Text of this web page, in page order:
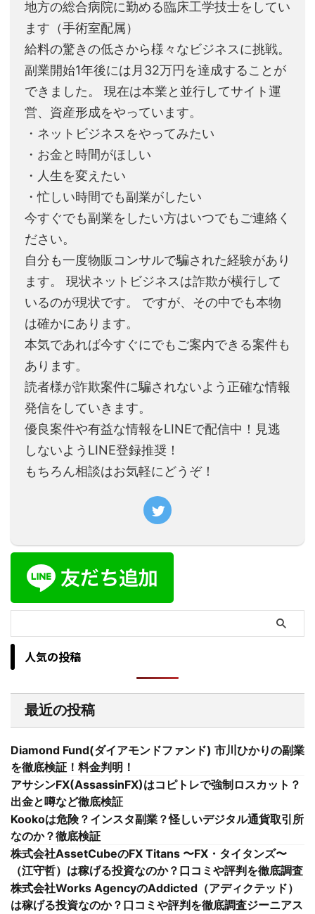
地方の総合病院に勤める臨床工学技士をしてい
ます（手術室配属）
給料の驚きの低さから様々なビジネスに挑戦。
副業開始1年後には月32万円を達成することが
できました。 現在は本業と並行してサイト運
営、資産形成をやっています。
・ネットビジネスをやってみたい
・お金と時間がほしい
・人生を変えたい
・忙しい時間でも副業がしたい
今すぐでも副業をしたい方はいつでもご連絡く
ださい。
自分も一度物販コンサルで騙された経験があり
ます。 現状ネットビジネスは詐欺が横行して
いるのが現状です。 ですが、その中でも本物
は確かにあります。
本気であれば今すぐにでもご案内できる案件も
あります。
読者様が詐欺案件に騙されないよう正確な情報
発信をしていきます。
優良案件や有益な情報をLINEで配信中！見逃
しないようLINE登録推奨！
もちろん相談はお気軽にどうぞ！
人気の投稿
最近の投稿
Diamond Fund(ダイアモンドファンド) 市川ひかりの副業
を徹底検証！料金判明！
アサシンFX(AssassinFX)はコピトレで強制ロスカット？
出金と噂など徹底検証
Kookoは危険？インスタ副業？怪しいデジタル通貨取引所
なのか？徹底検証
株式会社AssetCubeのFX Titans 〜FX・タイタンズ〜
（江守哲）は稼げる投資なのか？口コミや評判を徹底調査
株式会社Works AgencyのAddicted（アディクテッド）
は稼げる投資なのか？口コミや評判を徹底調査ジーニアス